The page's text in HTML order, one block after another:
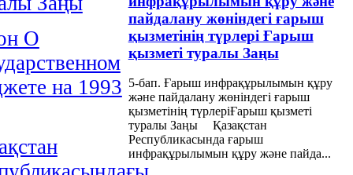
О
на 1993
пайдалану жөніндегі ғарыш
қызметінің түрлері Ғарыш
қызметі туралы Заңы
5-бап. Ғарыш инфрақұрылымын құру
және пайдалану жөніндегі ғарыш
қызметінің түрлеріҒарыш қызметі
туралы Заңы Қазақстан
Республикасында ғарыш
инфрақұрылымын құру және пайда...